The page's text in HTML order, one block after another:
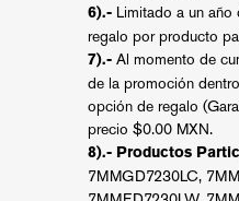
6).- Limitado a un año
regalo por producto
7).- Al momento de
de la promoción
opción de regalo
precio $0.00 MXN.
8).- Productos
7MMGD7230LC,